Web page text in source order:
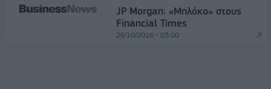
JP Morgan: «Μπλόκο» στους
Financial Times
26/10/2016 - 03:00